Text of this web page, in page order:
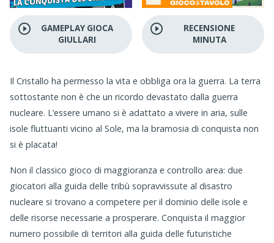
play_circle_outline
GAMEPLAY GIOCA
GIULLARI
play_circle_outline
RECENSIONE
MINUTA
Il Cristallo ha permesso la vita e obbliga ora la guerra. La terra
sottostante non è che un ricordo devastato dalla guerra
nucleare. L’essere umano si è adattato a vivere in aria, sulle
isole fluttuanti vicino al Sole, ma la bramosia di conquista non
si è placata!
Non il classico gioco di maggioranza e controllo area: due
giocatori alla guida delle tribù sopravvissute al disastro
nucleare si trovano a competere per il dominio delle isole e
delle risorse necessarie a prosperare. Conquista il maggior
numero possibile di territori alla guida delle futuristiche